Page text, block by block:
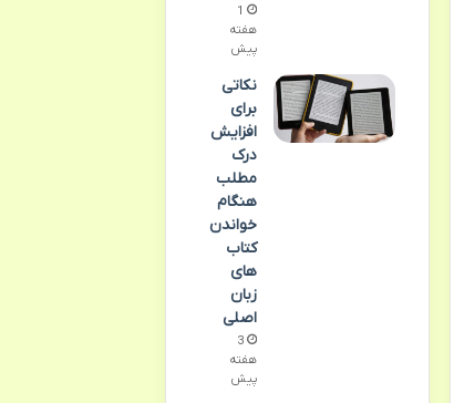
1
هفته
پیش
نکاتی
برای
افزایش
درک
مطلب
هنگام
خواندن
کتاب
های
زبان
اصلی
3
هفته
پیش